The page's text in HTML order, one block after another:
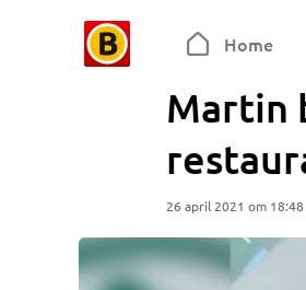
Home
Martin
26 april 2021 om